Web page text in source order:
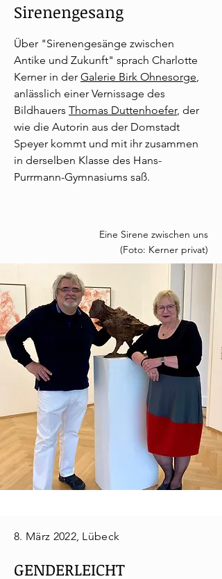
Sirenengesang
Über "Sirenengesänge zwischen
Antike und Zukunft" sprach Charlotte
Kerner in der Galerie Birk Ohnesorge,
anlässlich einer Vernissage des
Bildhauers Thomas Duttenhoefer, der
wie die Autorin aus der Domstadt
Speyer kommt und mit ihr zusammen
in derselben Klasse des Hans-
Purrmann-Gymnasiums saß.
Eine Sirene zwischen uns
(Foto: Kerner privat)
8. März 2022, Lübeck
GENDERLEICHT